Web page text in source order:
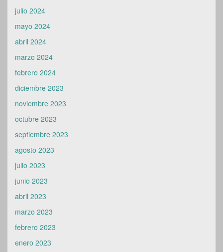
julio 2024
mayo 2024
abril 2024
marzo 2024
febrero 2024
diciembre 2023
noviembre 2023
octubre 2023
septiembre 2023
agosto 2023
julio 2023
junio 2023
abril 2023
marzo 2023
febrero 2023
enero 2023